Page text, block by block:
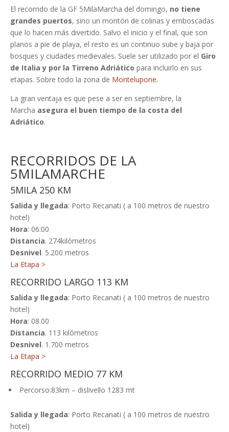
El recorrido de la GF 5MilaMarcha del domingo, no tiene
grandes puertos, sino un montón de colinas y emboscadas
que lo hacen más divertido. Salvo el inicio y el final, que son
planos a pie de playa, el resto es un continuo sube y baja por
bosques y ciudades medievales. Suele ser utilizado por el Giro
de Italia y por la Tirreno Adriático para incluirlo en sus
etapas. Sobre todo la zona de Montelupone.
La gran ventaja es que pese a ser en septiembre, la
Marcha asegura el buen tiempo de la costa del
Adriático.
RECORRIDOS DE LA
5MILAMARCHE
5MILA 250 KM
Salida y llegada: Porto Recanati ( a 100 metros de nuestro
hotel)
Hora: 06:00
Distancia. 274kilómetros
Desnivel. 5.200 metros
La Etapa >
RECORRIDO LARGO 113 KM
Salida y llegada: Porto Recanati ( a 100 metros de nuestro
hotel)
Hora: 08.00
Distancia. 113 kilómetros
Desnivel. 1.700 metros
La Etapa >
RECORRIDO MEDIO 77 KM
Percorso:83km – dislivello 1283 mt
Salida y llegada: Porto Recanati ( a 100 metros de nuestro
hotel)